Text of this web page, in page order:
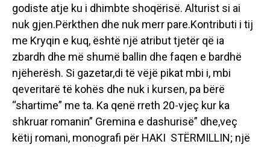
godiste atje ku i dhimbte shoqërisë. Alturist si ai
nuk gjen.Përkthen dhe nuk merr pare.Kontributi i tij
me Kryqin e kuq, është një atribut tjetër që ia
zbardh dhe më shumë ballin dhe faqen e bardhë
njëherësh. Si gazetar,di të vëjë pikat mbi i, mbi
qeveritarë të kohës dhe nuk i kursen, pa bërë
“shartime” me ta. Ka qenë rreth 20-vjeç kur ka
shkruar romanin” Gremina e dashurisë” dhe,veç
këtij romani, monografi për HAKI STËRMILLIN; një